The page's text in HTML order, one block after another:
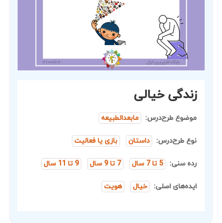
زندگی خیالی
موضوع طرح‌درس: مابعدالطبیعه
نوع طرح‌درس: داستان بازی یا فعالیت
رده سنی: 5 تا 7 سال 7 تا 9 سال 9 تا 11 سال
ایده‌های اصلی: خیال هویت